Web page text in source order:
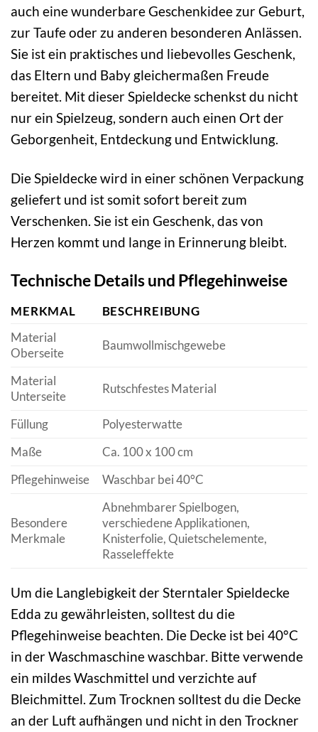
auch eine wunderbare Geschenkidee zur Geburt,
zur Taufe oder zu anderen besonderen Anlässen.
Sie ist ein praktisches und liebevolles Geschenk,
das Eltern und Baby gleichermaßen Freude
bereitet. Mit dieser Spieldecke schenkst du nicht
nur ein Spielzeug, sondern auch einen Ort der
Geborgenheit, Entdeckung und Entwicklung.
Die Spieldecke wird in einer schönen Verpackung
geliefert und ist somit sofort bereit zum
Verschenken. Sie ist ein Geschenk, das von
Herzen kommt und lange in Erinnerung bleibt.
Technische Details und Pflegehinweise
MERKMAL
BESCHREIBUNG
Material
Oberseite
Baumwollmischgewebe
Material
Unterseite
Rutschfestes Material
Füllung
Polyesterwatte
Maße
Ca. 100 x 100 cm
Pflegehinweise
Waschbar bei 40°C
Besondere
Merkmale
Abnehmbarer Spielbogen,
verschiedene Applikationen,
Knisterfolie, Quietschelemente,
Rasseleffekte
Um die Langlebigkeit der Sterntaler Spieldecke
Edda zu gewährleisten, solltest du die
Pflegehinweise beachten. Die Decke ist bei 40°C
in der Waschmaschine waschbar. Bitte verwende
ein mildes Waschmittel und verzichte auf
Bleichmittel. Zum Trocknen solltest du die Decke
an der Luft aufhängen und nicht in den Trockner